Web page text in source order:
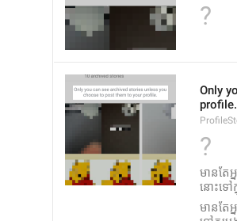
?
Only
profile.
?
មានតែ
នោះទៅ
មាន​តែ​